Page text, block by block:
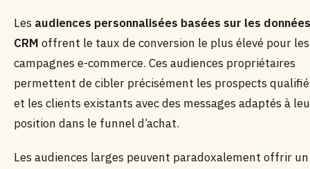
Les audiences personnalisées basées sur les données
CRM offrent le taux de conversion le plus élevé pour les
campagnes e-commerce. Ces audiences propriétaires
permettent de cibler précisément les prospects
et les clients existants avec des messages adaptés à
position dans le funnel d’achat.
Les audiences larges peuvent paradoxalement offrir un